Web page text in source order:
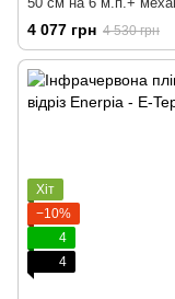
терморегулятор
4 077 грн 4 530 грн
Хіт
−10%
4
4